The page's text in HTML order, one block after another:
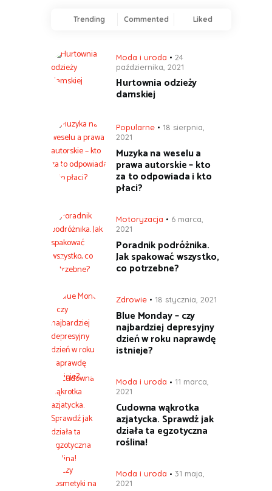
Trending Commented Liked
Moda i uroda
24
października, 2021
Hurtownia odzieży
damskiej
Popularne
18 sierpnia,
2021
Muzyka na weselu a
prawa autorskie – kto
za to odpowiada i kto
płaci?
Motoryzacja
6 marca,
2021
Poradnik podróżnika.
Jak spakować wszystko,
co potrzebne?
Zdrowie 18 stycznia, 2021
Blue Monday – czy
najbardziej depresyjny
dzień w roku naprawdę
istnieje?
Moda i uroda
11 marca,
2021
Cudowna wąkrotka
azjatycka. Sprawdź jak
działa ta egzotyczna
roślina!
Moda i uroda
31 maja,
2021